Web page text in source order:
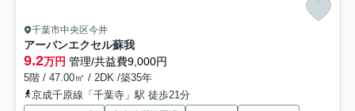
千葉市中央区今井
アーバンエクセル蘇我
9.2万円 管理/共益費9,000円
5階 / 47.00㎡ / 2DK /築35年
京成千原線「千葉寺」駅 徒歩21分